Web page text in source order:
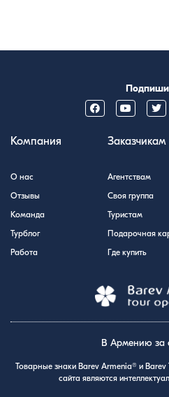
организовать деловые
Компания
О нас
Отзывы
Команда
Турблог
Работа
Заказчикам
Агентствам
Своя группа
Туристам
Подарочная
Где купить
В Армению за
Товарные знаки Barev Armenia® и
сайта являются